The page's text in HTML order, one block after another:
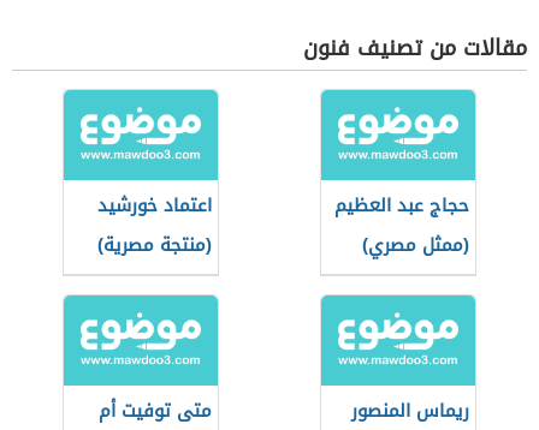
مقالات من تصنيف فنون
حجاج عبد العظيم
(ممثل مصري)
اعتماد خورشيد
(منتجة مصرية)
ريماس المنصور
متى توفيت أم